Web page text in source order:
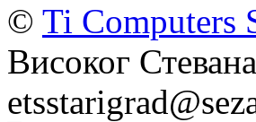
© Ti Computers
Високог